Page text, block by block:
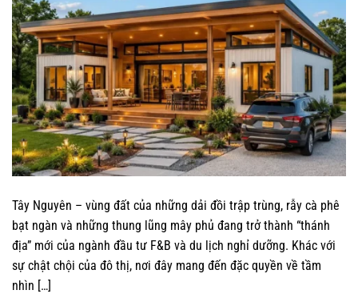
Tây Nguyên – vùng đất của những dải đồi trập trùng, rẫy cà phê
bạt ngàn và những thung lũng mây phủ đang trở thành “thánh
địa” mới của ngành đầu tư F&B và du lịch nghỉ dưỡng. Khác với
sự chật chội của đô thị, nơi đây mang đến đặc quyền về tầm
nhìn […]